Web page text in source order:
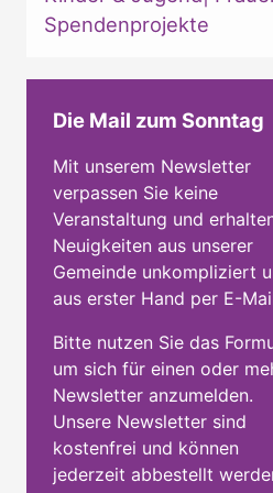
Spendenprojekte
Die Mail zum Sonntag
Mit unserem Newsletter
verpassen Sie keine
Veranstaltung und
Neuigkeiten aus unserer
Gemeinde unkompliziert
aus erster Hand per E-
Bitte nutzen Sie das
um sich für einen oder
Newsletter anzumelden.
Unsere Newsletter sind
kostenfrei und können
jederzeit abbestellt